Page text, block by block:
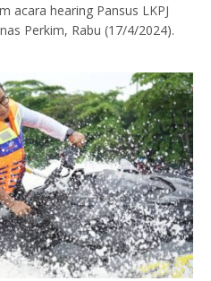
acara hearing Pansus LKPJ
Perkim, Rabu (17/4/2024).